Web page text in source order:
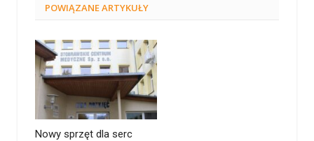
POWIĄZANEARTYKUŁY
Nowy sprzęt dla serc